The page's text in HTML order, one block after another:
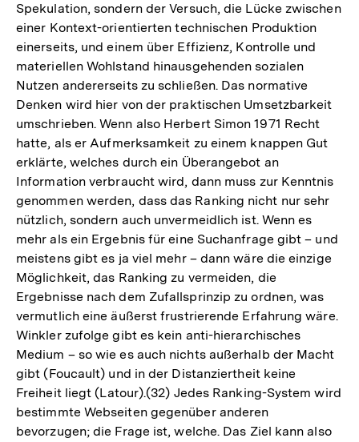
Spekulation, sondern der Versuch, die Lücke zwischen
einer Kontext-orientierten technischen Produktion
einerseits, und einem über Effizienz, Kontrolle und
materiellen Wohlstand hinausgehenden sozialen
Nutzen andererseits zu schließen. Das normative
Denken wird hier von der praktischen Umsetzbarkeit
umschrieben. Wenn also Herbert Simon 1971 Recht
hatte, als er Aufmerksamkeit zu einem knappen Gut
erklärte, welches durch ein Überangebot an
Information verbraucht wird, dann muss zur Kenntnis
genommen werden, dass das Ranking nicht nur sehr
nützlich, sondern auch unvermeidlich ist. Wenn es
mehr als ein Ergebnis für eine Suchanfrage gibt – und
meistens gibt es ja viel mehr – dann wäre die einzige
Möglichkeit, das Ranking zu vermeiden, die
Ergebnisse nach dem Zufallsprinzip zu ordnen, was
vermutlich eine äußerst frustrierende Erfahrung wäre.
Winkler zufolge gibt es kein anti-hierarchisches
Medium – so wie es auch nichts außerhalb der Macht
gibt (Foucault) und in der Distanziertheit keine
Freiheit liegt (Latour).(32) Jedes Ranking-System wird
bestimmte Webseiten gegenüber anderen
bevorzugen; die Frage ist, welche. Das Ziel kann also